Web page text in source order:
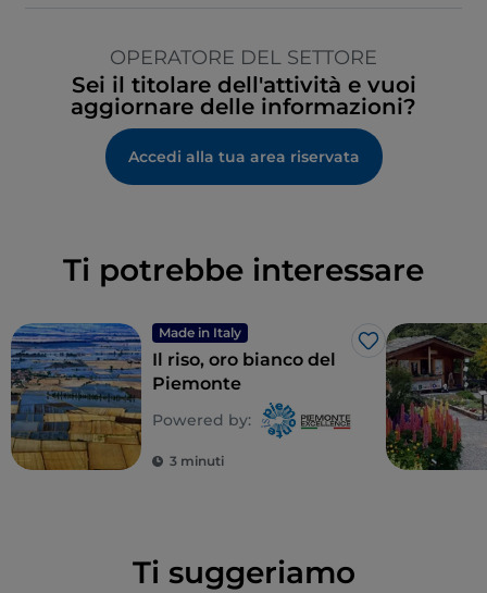
OPERATORE DEL SETTORE
Sei il titolare dell'attività e vuoi
aggiornare delle informazioni?
Accedi alla tua area riservata
Ti potrebbe interessare
Made in Italy
Like
Il riso, oro bianco del
Piemonte
Powered by:
3 minuti
Ti suggeriamo